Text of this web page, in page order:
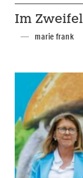
Im
marie frank